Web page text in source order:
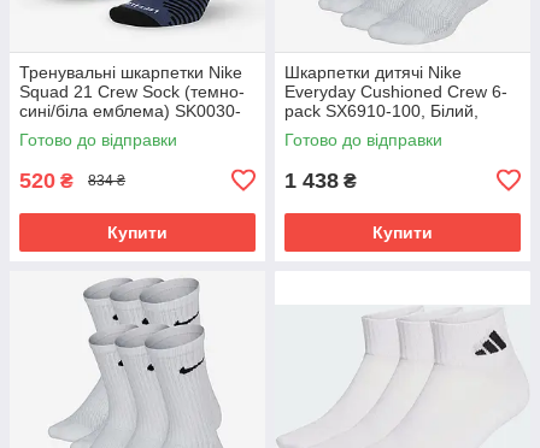
Тренувальні шкарпетки Nike
Squad 21 Crew Sock (темно-
сині/біла емблема) SK0030-
410 Розмір EU: 38-42
Готово до відправки
520 ₴ 834 ₴
Купити
Шкарпетки дитячі Nike
Everyday Cushioned Crew 6-
pack SX6910-100, Білий,
Розмір (EU) - 38-42
Готово до відправки
1 438 ₴
Купити